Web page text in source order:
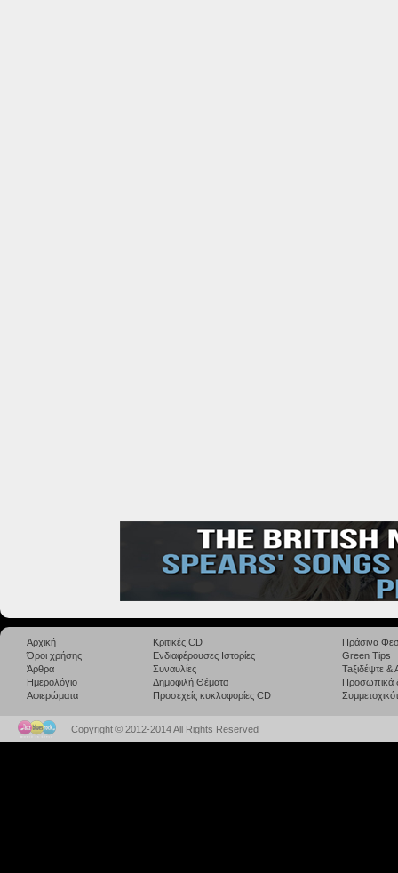
Αρχική
Όροι χρήσης
Άρθρα
Ημερολόγιο
Αφιερώματα
Κριτικές CD
Ενδιαφέρουσες Ιστορίες
Συναυλίες
Δημοφιλή Θέματα
Προσεχείς κυκλοφορίες CD
Πράσινα
Green Tips
Taξιδέψτε
Προσωπικά
Copyright © 2012-2014 All Rights Reserved